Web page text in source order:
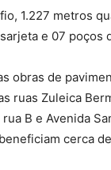
1.227 metros
e 07 poços
obras de
ruas Zuleica
B e Avenida
cerca